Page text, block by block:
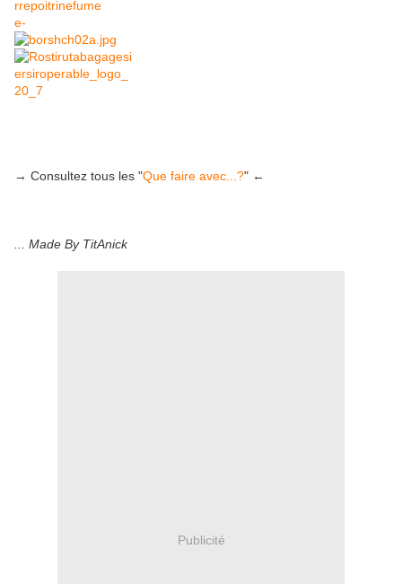
→ Consultez tous les "Que faire avec...?" ←
... Made By TitAnick
Publicité